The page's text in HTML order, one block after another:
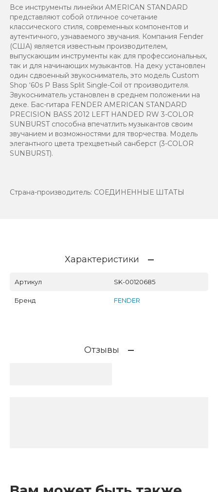
Все инструменты линейки AMERICAN STANDARD
представляют собой отличное сочетание
классического стиля, современных компонентов и
аутентичного, узнаваемого звучания. Компания Fender
(США) является известным производителем,
выпускающим инструменты как для профессиональных,
так и для начинающих музыкантов. На деку установлен
один сдвоенный звукосниматель, это модель Custom
Shop ‘60s P Bass Split Single-Coil от производителя.
Звукосниматель установлен в среднем положении на
деке. Бас-гитара FENDER AMERICAN STANDARD
PRECISION BASS 2012 LEFT HANDED RW 3-COLOR
SUNBURST способна впечатлить музыкантов своим
звучанием и возможностями для творчества. Модель
элегантного цвета трехцветный санберст (3-COLOR
SUNBURST).
Страна-производитель: СОЕДИНЕННЫЕ ШТАТЫ
Характеристики
Артикул SK-00120685
Бренд FENDER
Отзывы